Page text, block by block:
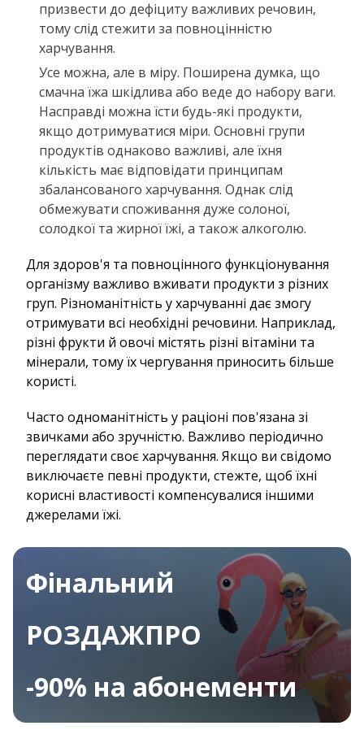
призвести до дефіциту важливих речовин,
тому слід стежити за повноцінністю
харчування.
Усе можна, але в міру. Поширена думка, що
смачна їжа шкідлива або веде до набору ваги.
Насправді можна їсти будь-які продукти,
якщо дотримуватися міри. Основні групи
продуктів однаково важливі, але їхня
кількість має відповідати принципам
збалансованого харчування. Однак слід
обмежувати споживання дуже солоної,
солодкої та жирної їжі, а також алкоголю.
Для здоров'я та повноцінного функціонування
організму важливо вживати продукти з різних
груп. Різноманітність у харчуванні дає змогу
отримувати всі необхідні речовини. Наприклад,
різні фрукти й овочі містять різні вітаміни та
мінерали, тому їх чергування приносить більше
користі.
Часто одноманітність у раціоні пов'язана зі
звичками або зручністю. Важливо періодично
переглядати своє харчування. Якщо ви свідомо
виключаєте певні продукти, стежте, щоб їхні
корисні властивості компенсувалися іншими
джерелами їжі.
Фінальний
РОЗДАЖПРО
-90% на абонементи